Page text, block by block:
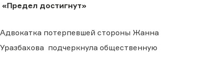
«Предел достигнут»
Адвокатка потерпевшей стороны Жанна
Уразбахова подчеркнула общественную